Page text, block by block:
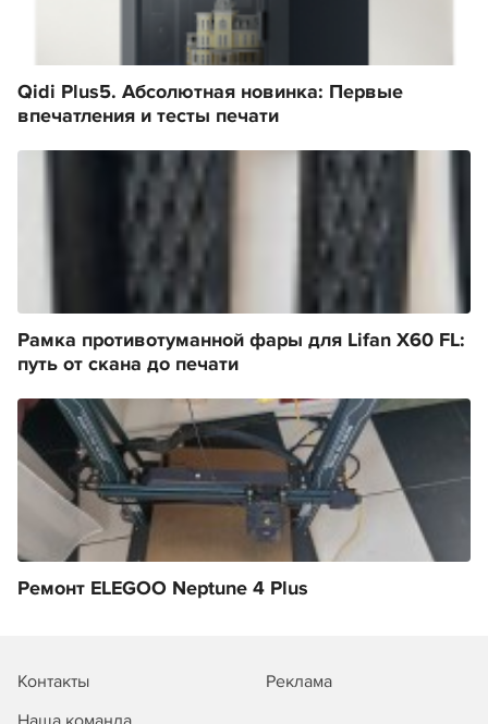
Qidi Plus5. Абсолютная новинка: Первые
впечатления и тесты печати
Рамка противотуманной фары для Lifan X60 FL:
путь от скана до печати
Ремонт ELEGOO Neptune 4 Plus
Контакты
Реклама